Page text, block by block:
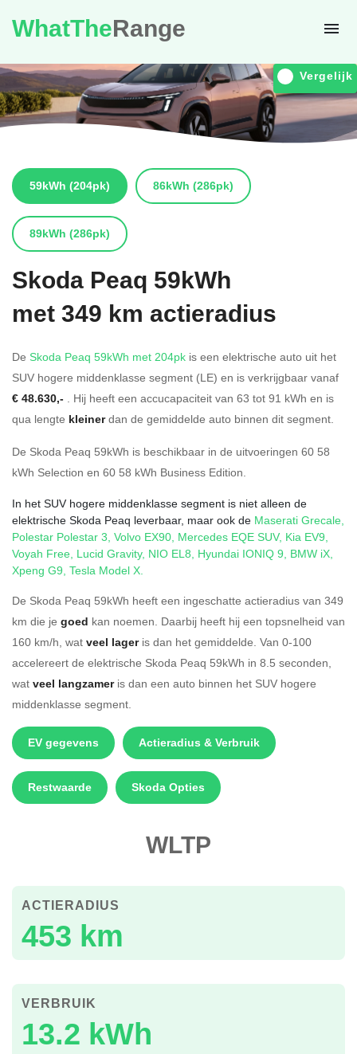
WhatTheRange
Vergelijk
59kWh (204pk) 86kWh (286pk)
89kWh (286pk)
Skoda Peaq 59kWh
met 349 km actieradius
De Skoda Peaq 59kWh met 204pk is een elektrische auto uit het
SUV hogere middenklasse segment (LE) en is verkrijgbaar vanaf
€ 48.630,- . Hij heeft een accucapaciteit van 63 tot 91 kWh en is
qua lengte kleinerdan de gemiddelde auto binnen dit segment.
De Skoda Peaq 59kWh is beschikbaar in de uitvoeringen 60 58
kWh Selection en 60 58 kWh Business Edition.
In het SUV hogere middenklasse segment is niet alleen de
elektrische Skoda Peaq leverbaar, maar ook de Maserati Grecale,
Polestar Polestar 3, Volvo EX90, Mercedes EQE SUV, Kia EV9,
Voyah Free, Lucid Gravity, NIO EL8, Hyundai IONIQ 9, BMW iX,
Xpeng G9, Tesla Model X.
De Skoda Peaq 59kWh heeft een ingeschatte actieradius van 349
km die je goed kan noemen. Daarbij heeft hij een topsnelheid van
160 km/h, wat veel lageris dan het gemiddelde. Van 0-100
accelereert de elektrische Skoda Peaq 59kWh in 8.5 seconden,
wat veel langzameris dan een auto binnen het SUV hogere
middenklasse segment.
EV gegevens Actieradius & Verbruik
Restwaarde Skoda Opties
WLTP
453 km
ACTIERADIUS
13.2 kWh
VERBRUIK